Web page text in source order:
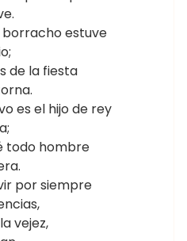
borracho estuve
de la fiesta
es el hijo de rey
todo hombre
por siempre
vejez,